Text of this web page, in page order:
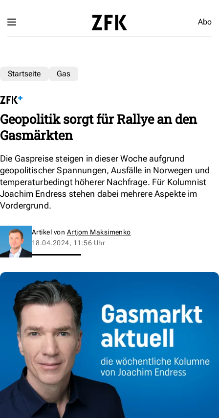
Abo
Startseite Gas
Geopolitik sorgt für Rallye an den
Gasmärkten
Die Gaspreise steigen in dieser Woche aufgrund
geopolitischer Spannungen, Ausfälle in Norwegen und
temperaturbedingt höherer Nachfrage. Für Kolumnist
Joachim Endress stehen dabei mehrere Aspekte im
Vordergrund.
Artikel von Artjom Maksimenko
18.04.2024, 11:56 Uhr